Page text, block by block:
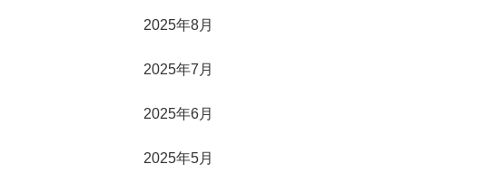
2025年8月
2025年7月
2025年6月
2025年5月